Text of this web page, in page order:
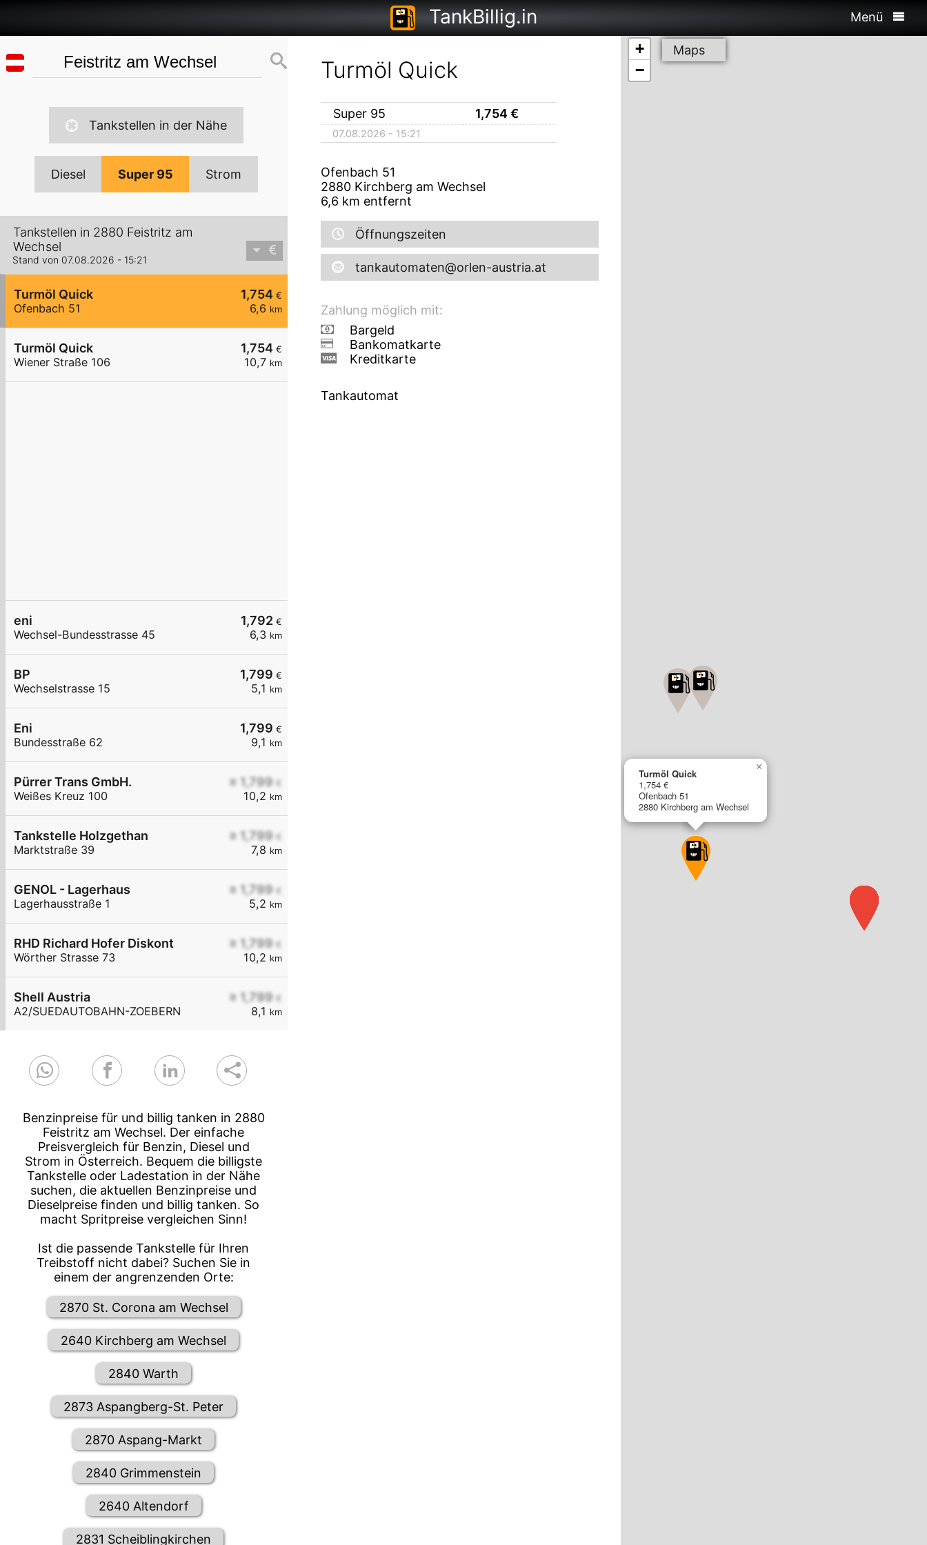
TankBillig.in Menü
Tankstellen in der Nähe
Diesel Super 95 Strom
Tankstellen in 2880 Feistritz am
Wechsel
Stand von 07.08.2026 - 15:21
1,754 €
6,6 km
Turmöl Quick
Ofenbach 51
1,754 €
10,7 km
Turmöl Quick
Wiener Straße 106
1,792 €
6,3 km
eni
Wechsel-Bundesstrasse 45
1,799 €
5,1 km
BP
Wechselstrasse 15
1,799 €
9,1 km
Eni
Bundesstraße 62
≥ 1,799 €
10,2 km
Pürrer Trans GmbH.
Weißes Kreuz 100
≥ 1,799 €
7,8 km
Tankstelle Holzgethan
Marktstraße 39
≥ 1,799 €
5,2 km
GENOL - Lagerhaus
Lagerhausstraße 1
≥ 1,799 €
10,2 km
RHD Richard Hofer Diskont
Wörther Strasse 73
≥ 1,799 €
8,1 km
Shell Austria
A2/SUEDAUTOBAHN-ZOEBERN
Benzinpreise für und billig tanken in 2880
Feistritz am Wechsel. Der einfache
Preisvergleich für Benzin, Diesel und
Strom in Österreich. Bequem die billigste
Tankstelle oder Ladestation in der Nähe
suchen, die aktuellen Benzinpreise und
Dieselpreise finden und billig tanken. So
macht Spritpreise vergleichen Sinn!
Ist die passende Tankstelle für Ihren
Treibstoff nicht dabei? Suchen Sie in
einem der angrenzenden Orte:
2870 St. Corona am Wechsel
2640 Kirchberg am Wechsel
2840 Warth
2873 Aspangberg-St. Peter
2870 Aspang-Markt
2840 Grimmenstein
2640 Altendorf
2831 Scheiblingkirchen
Turmöl Quick
Super 95 1,754€
07.08.2026 - 15:21
Ofenbach 51
2880 Kirchberg am Wechsel
6,6 km entfernt
Öffnungszeiten
tankautomaten@orlen-austria.at
Zahlung möglich mit:
Bargeld
Bankomatkarte
Kreditkarte
Tankautomat
Turmöl Quick
1,754 €
Ofenbach 51
2880 Kirchberg am Wechsel
×
+
−
Maps